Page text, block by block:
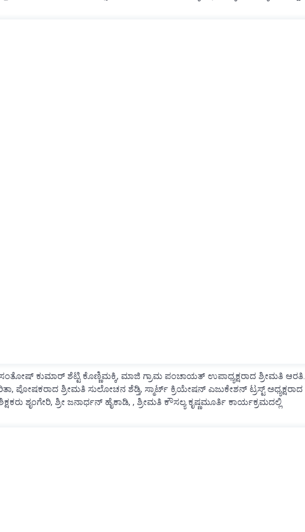
ಕುಮಾರ್ ಶೆಟ್ಟಿ ಕೊಣ್ಣಿಮಕ್ಕಿ, ಮಾಜಿ ಗ್ರಾಮ ಪಂಚಾಯತ್ ಉಪಾಧ್ಯಕ್ಷರಾದ ಶ್ರೀಮತಿ ಆರತಿ.
ಪೋಷಕರಾದ ಶ್ರೀಮತಿ ಸುಲೋಚನ ಶೆಡ್ತಿ, ಸ್ಮಾರ್ಟ್ ಕ್ರಿಯೇಷನ್ ಎಜುಕೇಶನ್ ಟ್ರಸ್ಟ್ ಅಧ್ಯಕ್ಷರಾದ
ಶೃಂಗೇರಿ, ಶ್ರೀ ಜನಾರ್ಧನ್ ಹೈಕಾಡಿ, , ಶ್ರೀಮತಿ ಕೌಸಲ್ಯ ಕೃಷ್ಣಮೂರ್ತಿ ಕಾರ್ಯಕ್ರಮದಲ್ಲಿ